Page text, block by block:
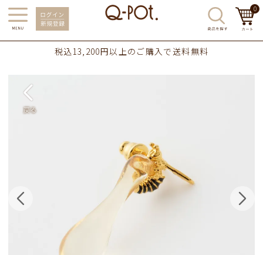
0
税込13,200円以上のご購入で送料無料